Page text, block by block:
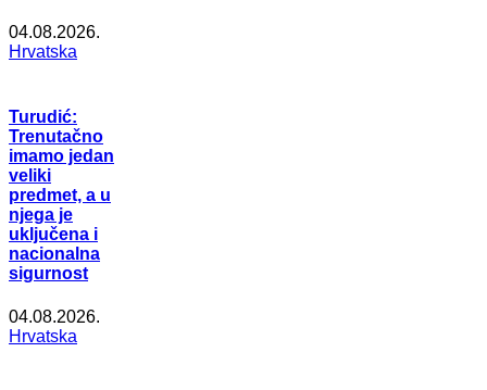
04.08.2026.
Hrvatska
Turudić:
Trenutačno
imamo jedan
veliki
predmet, a u
njega je
uključena i
nacionalna
sigurnost
04.08.2026.
Hrvatska